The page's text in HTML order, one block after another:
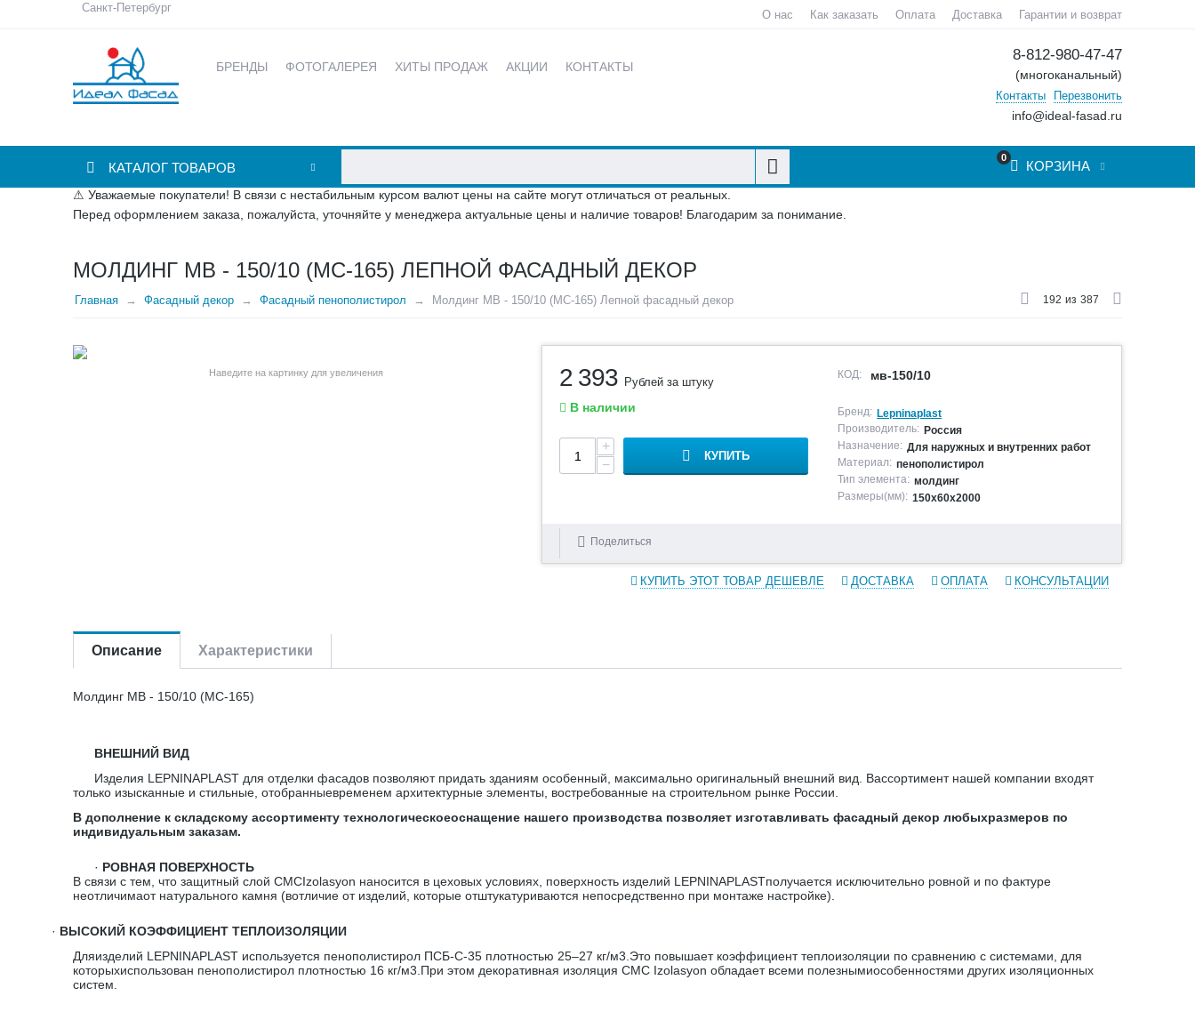
Санкт-Петербург
О нас Как заказать Оплата Доставка Гарантии и возврат
БРЕНДЫ ФОТОГАЛЕРЕЯ ХИТЫ ПРОДАЖ АКЦИИ КОНТАКТЫ
8-812-980-47-47
(многоканальный)
Контакты Перезвонить
info@ideal-fasad.ru
КАТАЛОГ ТОВАРОВ
0
КОРЗИНА
⚠ Уважаемые покупатели! В связи с нестабильным курсом валют цены на сайте могут отличаться от реальных.
Перед оформлением заказа, пожалуйста, уточняйте у менеджера актуальные цены и наличие товаров! Благодарим за понимание.
МОЛДИНГ МВ - 150/10 (МС-165) ЛЕПНОЙ ФАСАДНЫЙ ДЕКОР
Главная Фасадный декор Фасадный пенополистирол Молдинг МВ - 150/10 (МС-165) Лепной фасадный декор 192 из 387
Наведите на картинку для увеличения 2 393 Рублей за штуку
В наличии
+
−
КУПИТЬ
КОД: мв-150/10
Бренд: Lepninaplast
Производитель: Россия
Назначение: Для наружных и внутренних работ
Материал: пенополистирол
Тип элемента: молдинг
Размеры(мм): 150х60х2000
Поделиться
КУПИТЬ ЭТОТ ТОВАР ДЕШЕВЛЕ ДОСТАВКА ОПЛАТА КОНСУЛЬТАЦИИ
Описание Характеристики
Молдинг МВ - 150/10 (МС-165)
ВНЕШНИЙ ВИД
Изделия LEPNINAPLAST для отделки фасадов позволяют придать зданиям особенный, максимально оригинальный внешний вид. Вассортимент нашей компании входят
только изысканные и стильные, отобранныевременем архитектурные элементы, востребованные на строительном рынке России.
В дополнение к складскому ассортименту технологическоеоснащение нашего производства позволяет изготавливать фасадный декор любыхразмеров по
индивидуальным заказам.
· РОВНАЯ ПОВЕРХНОСТЬ
В связи с тем, что защитный слой CMCIzolasyon наносится в цеховых условиях, поверхность изделий LEPNINAPLASTполучается исключительно ровной и по фактуре
неотличимаот натурального камня (вотличие от изделий, которые отштукатуриваются непосредственно при монтаже настройке).
· ВЫСОКИЙ КОЭФФИЦИЕНТ ТЕПЛОИЗОЛЯЦИИ
Дляизделий LEPNINAPLAST используется пенополистирол ПСБ-С-35 плотностью 25–27 кг/м3.Это повышает коэффициент теплоизоляции по сравнению с системами, для
которыхиспользован пенополистирол плотностью 16 кг/м3.При этом декоративная изоляция CMC Izolasyon обладает всеми полезнымиособенностями других изоляционных
систем.